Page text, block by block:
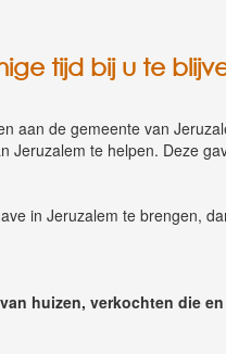
tijd bij u te
aan de gemeente van
Jeruzalem te helpen. Deze
in Jeruzalem te brengen,
huizen, verkochten die